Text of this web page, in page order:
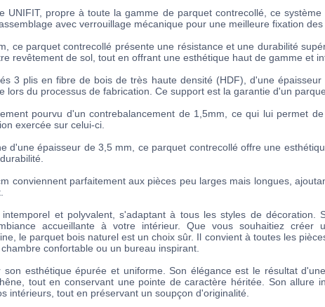
UNIFIT, propre à toute la gamme de parquet contrecollé, ce
avec verrouillage mécanique pour une meilleure fixation des
ce parquet contrecollé présente une résistance et une durabilité
revêtement de sol, tout en offrant une esthétique haut de gamme et
3 plis en fibre de bois de très haute densité (HDF), d'une
lors du processus de fabrication. Ce support est la garantie d'un
pourvu d'un contrebalancement de 1,5mm, ce qui lui permet
exercée sur celui-ci.
d'une épaisseur de 3,5 mm, ce parquet contrecollé offre une
conviennent parfaitement aux pièces peu larges mais longues,
et polyvalent, s'adaptant à tous les styles de décoration.
accueillante à votre intérieur. Que vous souhaitiez créer
le parquet bois naturel est un choix sûr. Il convient à toutes les
confortable ou un bureau inspirant.
esthétique épurée et uniforme. Son élégance est le résultat
tout en conservant une pointe de caractère héritée. Son allure
intérieurs, tout en préservant un soupçon d'originalité.